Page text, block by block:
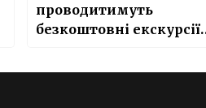
проводитимуть
безкоштовні екскурсії